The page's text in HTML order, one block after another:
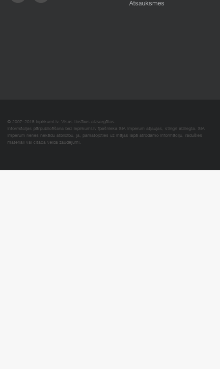
Atsauksmes
© 2007–2018 Iepirkumi.lv. Visas tiesības aizsargātas.
Informācijas pārpublicēšana bez iepirkumi.lv īpašnieka SIA Imperum atļaujas, stingri aizliegta. SIA
Imperum nenes nekādu atbildību, ja, pamatojoties uz mājas lapā atrodamo informāciju, radušies
materiāli vai citāda veida zaudējumi.